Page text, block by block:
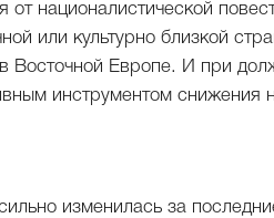
от националистической
или культурно близкой
Восточной Европе. И при
инструментом снижения
изменилась за